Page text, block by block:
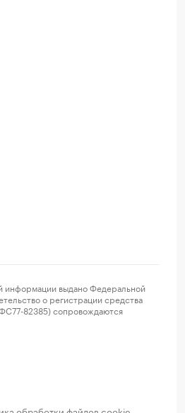
выдано Федеральной
о регистрации средства
82385) сопровождаются